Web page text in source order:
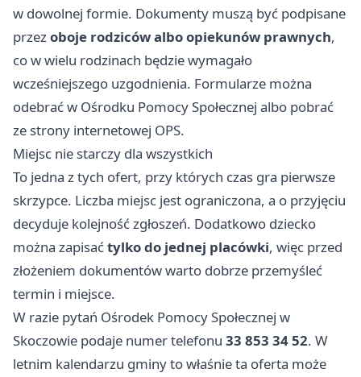
w dowolnej formie. Dokumenty muszą być podpisane
przezoboje rodziców albo opiekunów prawnych,
co w wielu rodzinach będzie wymagało
wcześniejszego uzgodnienia. Formularze można
odebrać w Ośrodku Pomocy Społecznej albo pobrać
ze strony internetowej OPS.
Miejsc nie starczy dla wszystkich
To jedna z tych ofert, przy których czas gra pierwsze
skrzypce. Liczba miejsc jest ograniczona, a o przyjęciu
decyduje kolejność zgłoszeń. Dodatkowo dziecko
można zapisaćtylko do jednej placówki, więc przed
złożeniem dokumentów warto dobrze przemyśleć
termin i miejsce.
W razie pytań Ośrodek Pomocy Społecznej w
Skoczowie podaje numer telefonu 33 853 34 52. W
letnim kalendarzu gminy to właśnie ta oferta może